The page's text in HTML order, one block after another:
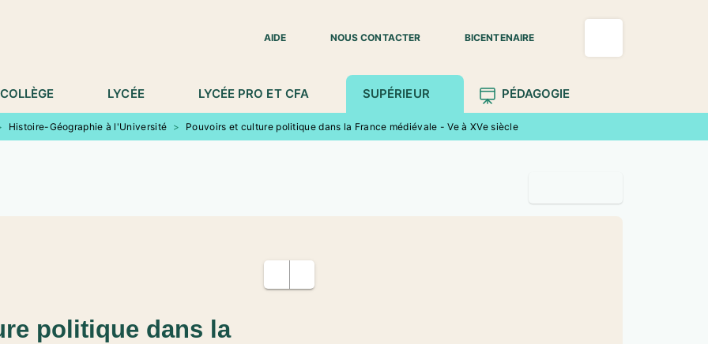
AIDE
NOUS CONTACTER BICENTENAIRE
COLLÈGE LYCÉE LYCÉE PRO ET CFA SUPÉRIEUR PÉDAGOGIE
Histoire-Géographie à l'Université > Pouvoirs et culture politique dans la France médiévale - Ve à XVe siècle
politique dans la